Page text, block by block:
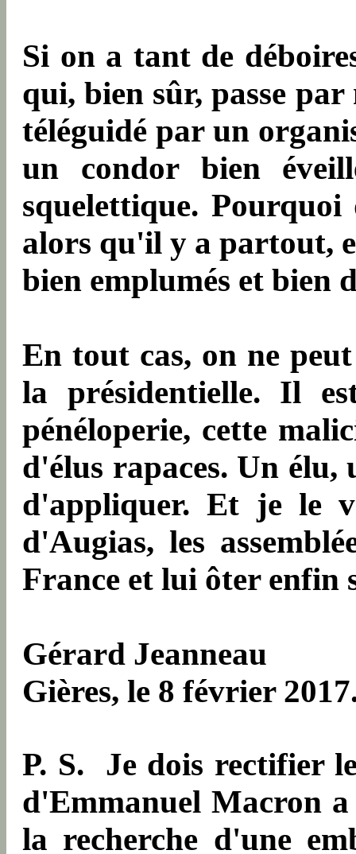
Si on a tant de
qui, bien sûr, passe
téléguidé par un
un condor bien
squelettique.
alors qu'il y a partout,
bien emplumés et bien
En tout cas, on ne
la présidentielle. Il
pénéloperie, cette
d'élus rapaces. Un élu,
d'appliquer. Et je le
d'Augias, les
France et lui ôter enfin
Gérard Jeanneau
Gières, le 8 février
P. S. Je dois rectifier
d'Emmanuel Macron a
la recherche d'une